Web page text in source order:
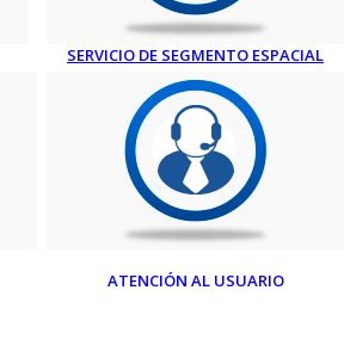
SERVICIO DE SEGMENTO ESPACIAL
ATENCIÓN AL USUARIO